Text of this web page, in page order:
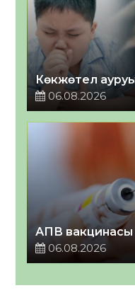
Көкжөтел
06.08.2026
АПВ вакцинасы
06.08.2026